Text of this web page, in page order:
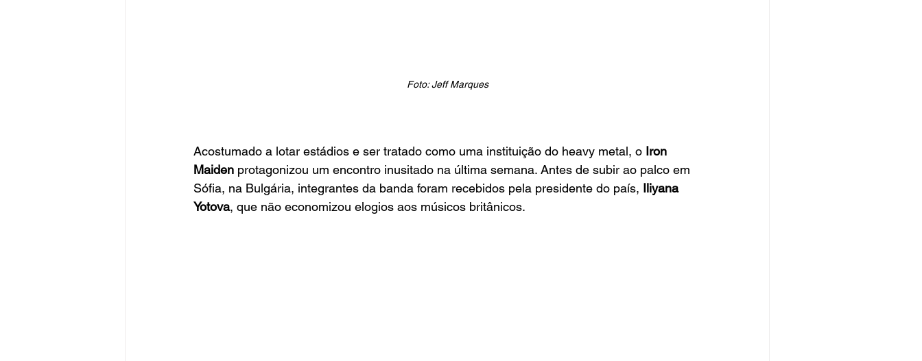
Foto: Jeff Marques
Acostumado a lotar estádios e ser tratado como uma instituição do heavy metal, o Iron
Maiden protagonizou um encontro inusitado na última semana. Antes de subir ao palco em
Sófia, na Bulgária, integrantes da banda foram recebidos pela presidente do país, Iliyana
Yotova, que não economizou elogios aos músicos britânicos.